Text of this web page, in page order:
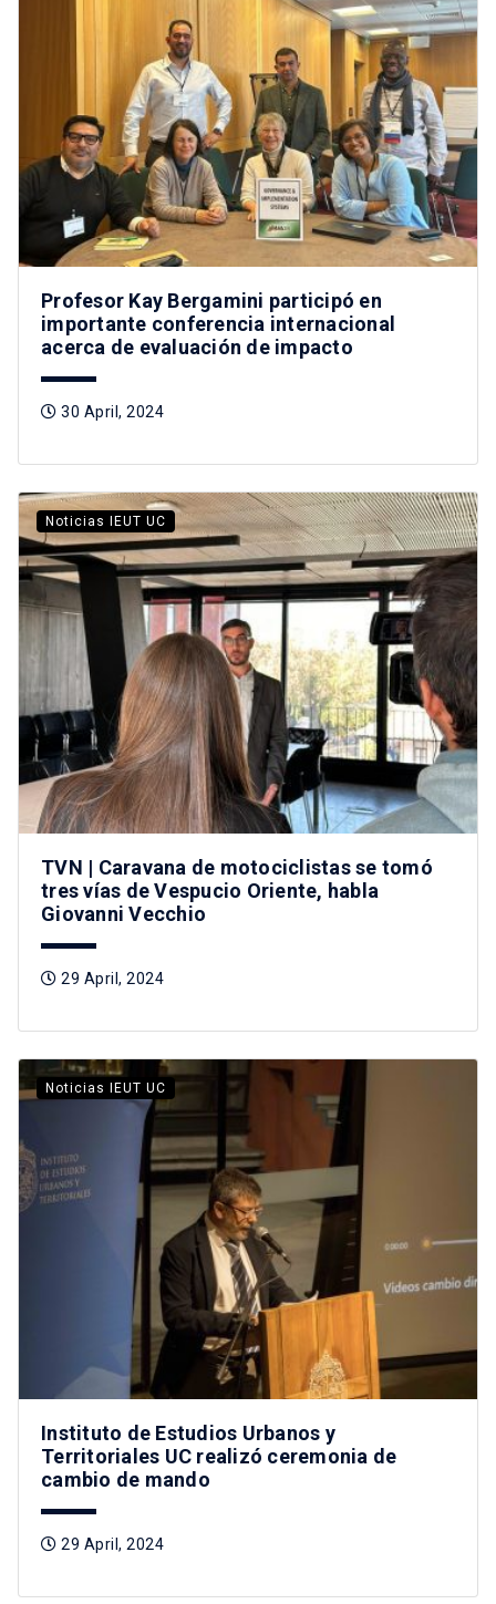
Profesor Kay Bergamini participó en
importante conferencia internacional
acerca de evaluación de impacto
30 April, 2024
Noticias IEUT UC
TVN | Caravana de motociclistas se tomó
tres vías de Vespucio Oriente, habla
Giovanni Vecchio
29 April, 2024
Noticias IEUT UC
Instituto de Estudios Urbanos y
Territoriales UC realizó ceremonia de
cambio de mando
29 April, 2024